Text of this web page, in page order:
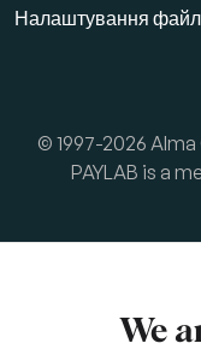
Налаштування
© 1997-2026
PAYLAB is a
We